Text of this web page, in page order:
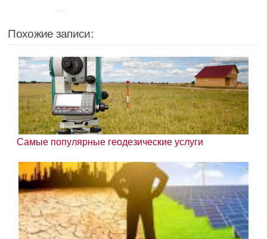
Похожие записи:
Самые популярные геодезические услуги